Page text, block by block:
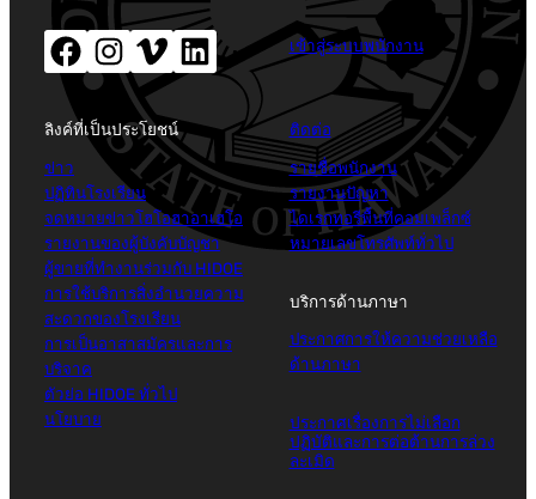
เฟสบุ๊ค(เปิดหน้าต่างใหม่)อินสตาแกรม (เปิดหน้าต่างใหม่)Vimeo (เปิดหน้าต่างใหม่)LinkedIn (เปิดหน้าต่างใหม่) เข้าสู่ระบบพนักงาน
ลิงค์ที่เป็นประโยชน์
ข่าว
ปฏิทินโรงเรียน
จดหมายข่าวโฮโอฮาอาเฮโอ
รายงานของผู้บังคับบัญชา
ผู้ขายที่ทำงานร่วมกับ HIDOE
การใช้บริการสิ่งอำนวยความ
สะดวกของโรงเรียน
การเป็นอาสาสมัครและการ
บริจาค
ตัวย่อ HIDOE ทั่วไป
นโยบาย
ติดต่อ
รายชื่อพนักงาน
รายงานปัญหา
ไดเรกทอรีพื้นที่คอมเพล็กซ์
หมายเลขโทรศัพท์ทั่วไป
บริการด้านภาษา
ประกาศการให้ความช่วยเหลือ
ด้านภาษา
ประกาศเรื่องการไม่เลือก
ปฏิบัติและการต่อต้านการล่วง
ละเมิด